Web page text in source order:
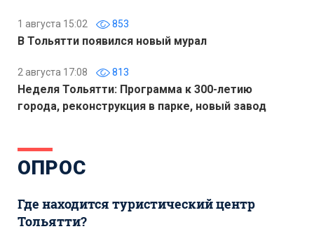
1 августа 15:02 853
В Тольятти появился новый мурал
2 августа 17:08 813
Неделя Тольятти: Программа к 300-летию
города, реконструкция в парке, новый завод
ОПРОС
Где находится туристический центр
Тольятти?